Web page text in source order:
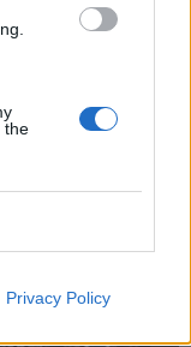
the
Privacy Policy